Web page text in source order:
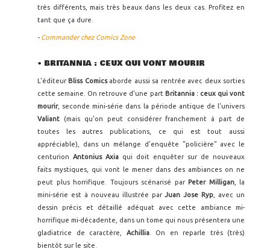
très différents, mais très beaux dans les deux cas. Profitez en
tant que ça dure.
- Commander chez Comics Zone
• BRITANNIA : CEUX QUI VONT MOURIR
L'éditeur Bliss Comics aborde aussi sa rentrée avec deux sorties
cette semaine. On retrouve d'une part Britannia : ceux qui vont
mourir, seconde mini-série dans la période antique de l'univers
Valiant (mais qu'on peut considérer franchement à part de
toutes les autres publications, ce qui est tout aussi
appréciable), dans un mélange d'enquête "policière" avec le
centurion Antonius Axia qui doit enquêter sur de nouveaux
faits mystiques, qui vont le mener dans des ambiances on ne
peut plus horrifique. Toujours scénarisé par Peter Milligan, la
mini-série est à nouveau illustrée parJuan Jose Ryp , avec un
dessin précis et détaillé adéquat avec cette ambiance mi-
horrifique mi-décadente, dans un tome qui nous présentera une
gladiatrice de caractère, Achillia. On en reparle très (très)
bientôt sur le site.